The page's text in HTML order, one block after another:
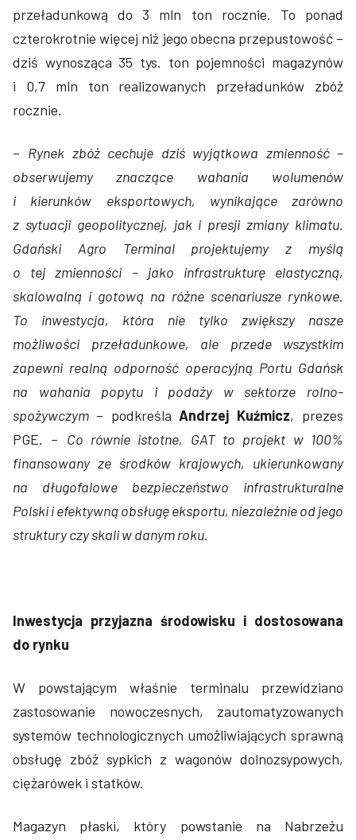
przeładunkową do 3 mln ton rocznie. To ponad
czterokrotnie więcej niż jego obecna przepustowość –
dziś wynosząca 35 tys. ton pojemności magazynów
i 0,7 mln ton realizowanych przeładunków zbóż
rocznie.
– Rynek zbóż cechuje dziś wyjątkowa zmienność –
obserwujemy znaczące wahania wolumenów
i kierunków eksportowych, wynikające zarówno
z sytuacji geopolitycznej, jak i presji zmiany klimatu.
Gdański Agro Terminal projektujemy z myślą
o tej zmienności – jako infrastrukturę elastyczną,
skalowalną i gotową na różne scenariusze rynkowe.
To inwestycja, która nie tylko zwiększy nasze
możliwości przeładunkowe, ale przede wszystkim
zapewni realną odporność operacyjną Portu Gdańsk
na wahania popytu i podaży w sektorze rolno-
spożywczym – podkreślaAndrzej Kuźmicz, prezes
PGE. – Co równie istotne, GAT to projekt w 100%
finansowany ze środków krajowych, ukierunkowany
na długofalowe bezpieczeństwo infrastrukturalne
Polski i efektywną obsługę eksportu, niezależnie od jego
struktury czy skali w danym roku.
Inwestycja przyjazna środowisku i dostosowana
do rynku
W powstającym właśnie terminalu przewidziano
zastosowanie nowoczesnych, zautomatyzowanych
systemów technologicznych umożliwiających sprawną
obsługę zbóż sypkich z wagonów dolnozsypowych,
ciężarówek i statków.
Magazyn płaski, który powstanie na Nabrzeżu